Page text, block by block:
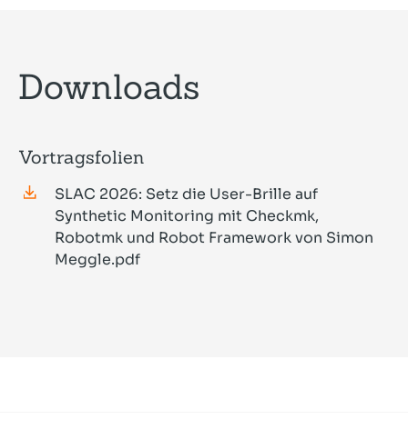
Downloads
Vortragsfolien
SLAC 2026: Setz die User-Brille auf
Synthetic Monitoring mit Checkmk,
Robotmk und Robot Framework von Simon
Meggle.pdf